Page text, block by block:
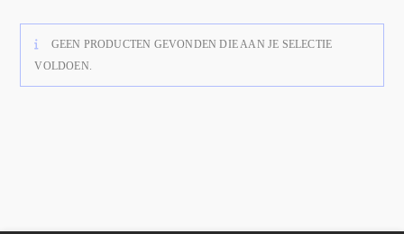
GEEN PRODUCTEN GEVONDEN DIE AAN JE SELECTIE
VOLDOEN.